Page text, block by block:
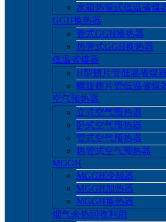
水箱热管式低温省煤
GGH换热器
管式GGH换热器
热管式GGH换热器
低温省煤器
H型翅片管低温省煤
螺旋翅片管低温省煤
空气预热器
立式空气预热器
卧式空气预热器
管式空气预热器
热管式空气预热器
MGGH
MGGH冷却器
MGGH加热器
MGGH换热器
烟气余热回收利用